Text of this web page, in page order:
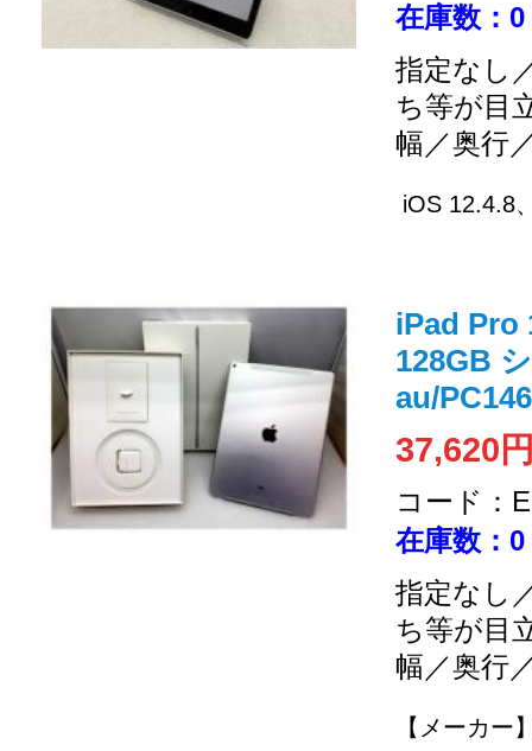
在庫数：0
指定なし
ち等が目
幅／奥行
iOS 12.4.8
iPad Pro
128GB
au/PC146
37,620
コード：
在庫数：0
指定なし
ち等が目
幅／奥行
【メーカー